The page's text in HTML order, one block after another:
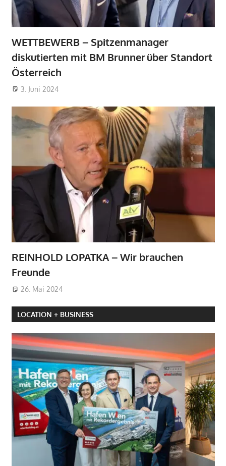
WETTBEWERB – Spitzenmanager
diskutierten mit BM Brunner über Standort
Österreich
3. Juni 2024
REINHOLD LOPATKA – Wir brauchen
Freunde
26. Mai 2024
LOCATION + BUSINESS